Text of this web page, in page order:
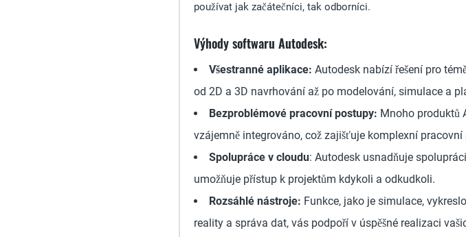
používat jak začátečníci, tak odborníci.
Výhody softwaru Autodesk:
Všestranné aplikace: Autodesk nabízí řešení pro
od 2D a 3D navrhování až po modelování, simulace a
Bezproblémové pracovní postupy: Mnoho produktů
vzájemně integrováno, což zajišťuje komplexní pracovní
Spolupráce v cloudu: Autodesk usnadňuje
umožňuje přístup k projektům kdykoli a odkudkoli.
Rozsáhlé nástroje: Funkce, jako je simulace,
reality a správa dat, vás podpoří v úspěšné realizaci